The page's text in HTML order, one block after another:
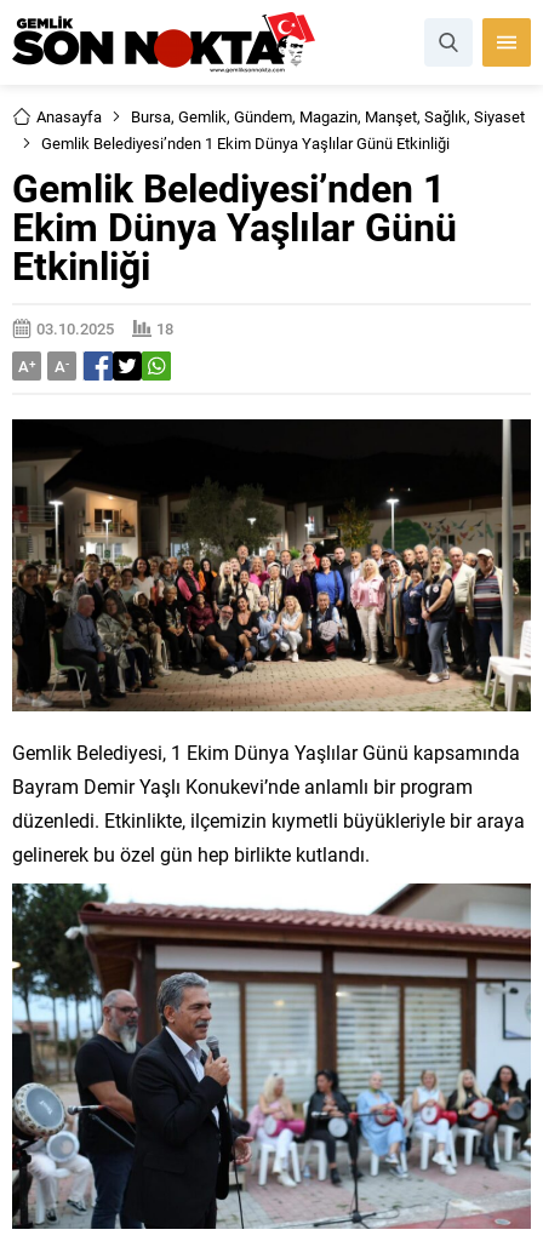
Anasayfa Bursa, Gemlik, Gündem, Magazin, Manşet, Sağlık, Siyaset
Gemlik Belediyesi’nden 1 Ekim Dünya Yaşlılar Günü Etkinliği
Gemlik Belediyesi’nden 1
Ekim Dünya Yaşlılar Günü
Etkinliği
03.10.2025
18
A+ A-
Gemlik Belediyesi, 1 Ekim Dünya Yaşlılar Günü kapsamında
Bayram Demir Yaşlı Konukevi’nde anlamlı bir program
düzenledi. Etkinlikte, ilçemizin kıymetli büyükleriyle bir araya
gelinerek bu özel gün hep birlikte kutlandı.